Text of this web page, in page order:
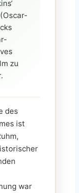
zu
des
ist
war